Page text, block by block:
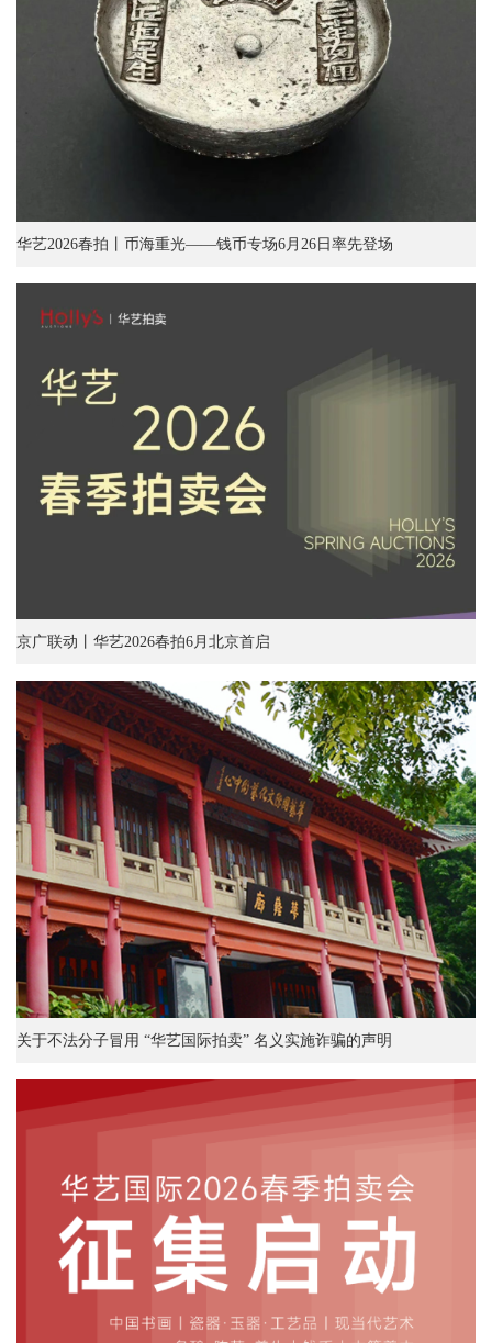
华艺2026春拍丨币海重光——钱币专场6月26日率先登场
京广联动丨华艺2026春拍6月北京首启
关于不法分子冒用 “华艺国际拍卖” 名义实施诈骗的声明